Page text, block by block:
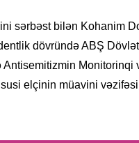
sərbəst bilən Kohanim
dövründə ABŞ Dövlət
Monitorinqi
elçinin müavini